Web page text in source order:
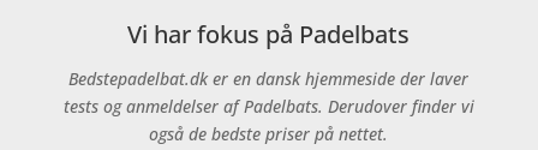
Vi har fokus på Padelbats
Bedstepadelbat.dk er en dansk hjemmeside der laver
tests og anmeldelser af Padelbats. Derudover finder vi
også de bedste priser på nettet.